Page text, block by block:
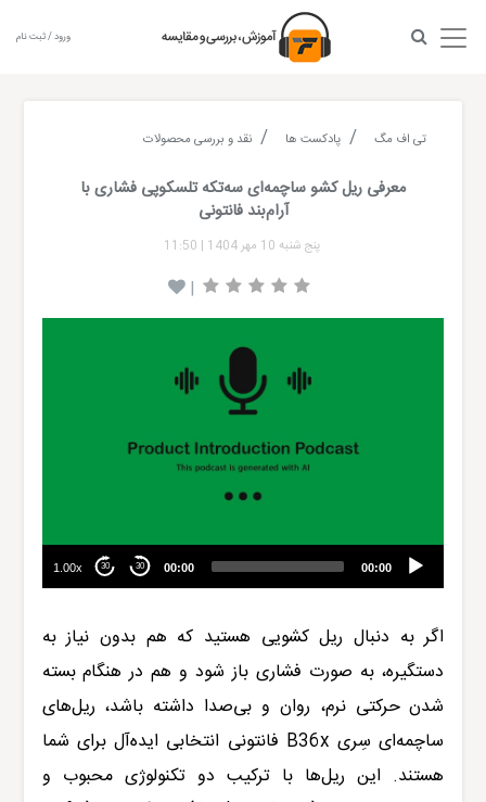
ورود / ثبت نام
تی اف مگ پادکست ها نقد و بررسی محصولات
معرفی ریل کشو ساچمه‌ای سه‌تکه تلسکوپی فشاری با
آرام‌بند فانتونی
پنج شنبه 10 مهر 1404 |
11:50
|
00:00
00:00
30
30
1.00x
اگر به دنبال ریل کشویی هستید که هم بدون نیاز به
دستگیره، به صورت فشاری باز شود و هم در هنگام بسته
شدن حرکتی نرم، روان و بی‌صدا داشته باشد، ریل‌های
ساچمه‌ای سِری B36x
فانتونی انتخابی ایده‌آل برای شما
هستند. این ریل‌ها با ترکیب دو تکنولوژی محبوب و